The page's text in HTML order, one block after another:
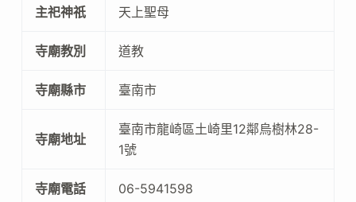
主祀神祇 天上聖母
寺廟教別 道教
寺廟縣市 臺南市
寺廟地址
臺南市龍崎區土崎里12鄰烏樹林28-
1號
寺廟電話 06-5941598